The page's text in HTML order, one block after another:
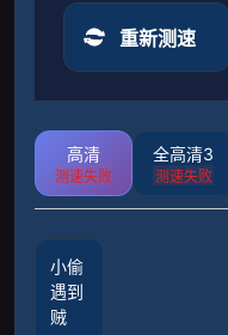
重新测速
高清
测速失败
全高清3
测速失败
小偷
遇到
贼